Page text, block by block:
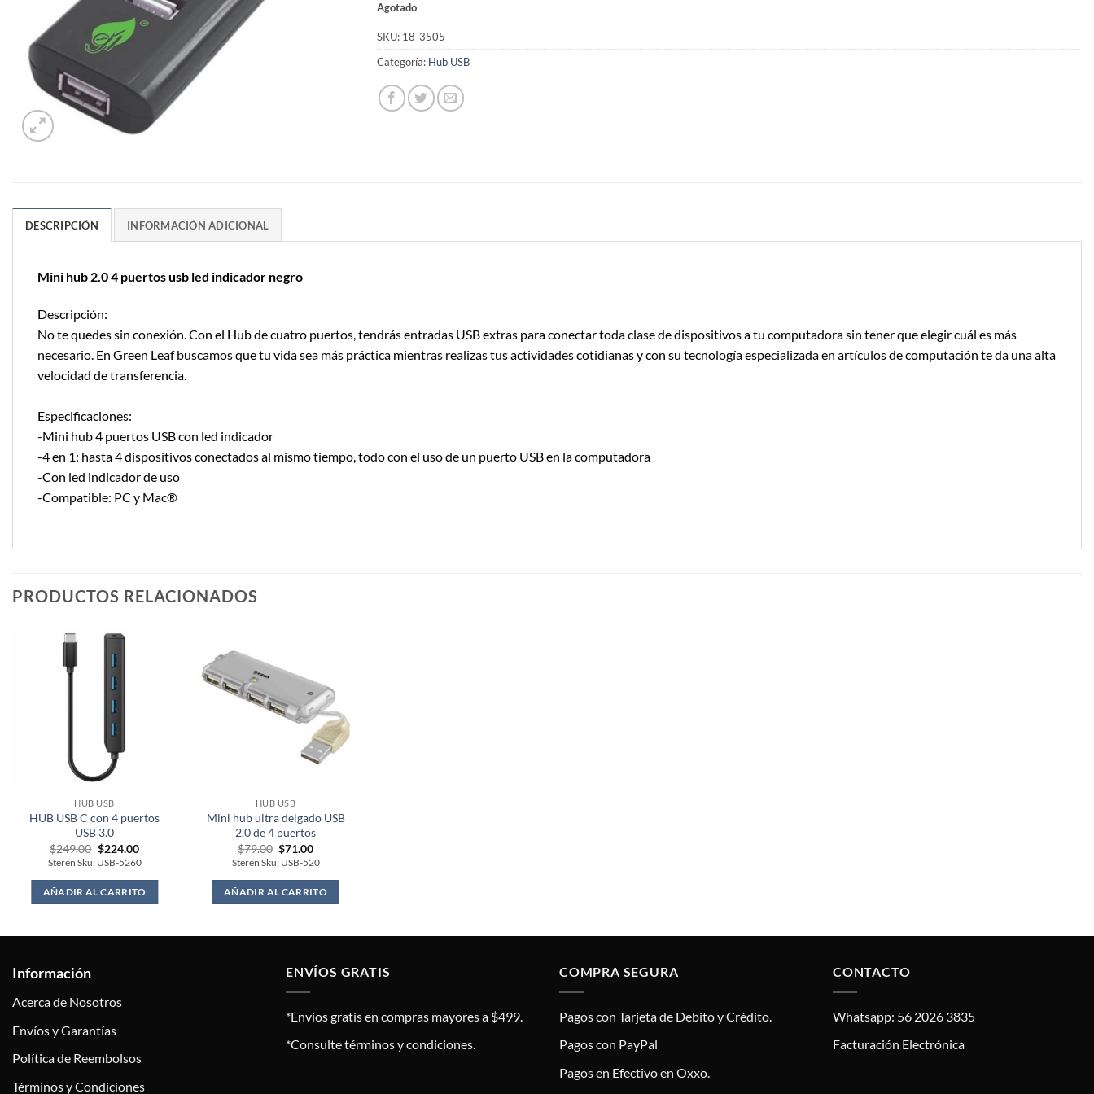
Agotado
SKU: 18-3505
Categoría: Hub USB
DESCRIPCIÓN INFORMACIÓN ADICIONAL
Mini hub 2.0 4 puertos usb led indicador negro
Descripción:
No te quedes sin conexión. Con el Hub de cuatro puertos, tendrás entradas USB extras para conectar toda clase de dispositivos a tu computadora sin tener que elegir cuál es más
necesario. En Green Leaf buscamos que tu vida sea más práctica mientras realizas tus actividades cotidianas y con su tecnología especializada en artículos de computación te da una alta
velocidad de transferencia.
Especificaciones:
-Mini hub 4 puertos USB con led indicador
-4 en 1: hasta 4 dispositivos conectados al mismo tiempo, todo con el uso de un puerto USB en la computadora
-Con led indicador de uso
-Compatible: PC y Mac®
PRODUCTOS RELACIONADOS
HUB USB
HUB USB C con 4 puertos
USB 3.0
$249.00 Original
price
was:
$249.00.
$224.00Current
price
is:
$224.00.
Steren Sku: USB-5260
AÑADIR AL CARRITO
HUB USB
Mini hub ultra delgado USB
2.0 de 4 puertos
$79.00 Original
price
was:
$79.00.
$71.00Current
price
is:
$71.00.
Steren Sku: USB-520
AÑADIR AL CARRITO
Información
Acerca de Nosotros
Envíos y Garantías
Política de Reembolsos
Términos y Condiciones
ENVÍOS GRATIS
*Envíos gratis en compras mayores a $499.
*Consulte términos y condiciones.
COMPRA SEGURA
Pagos con Tarjeta de Debito y Crédito.
Pagos con PayPal
Pagos en Efectivo en Oxxo.
CONTACTO
Whatsapp: 56 2026 3835
Facturación Electrónica